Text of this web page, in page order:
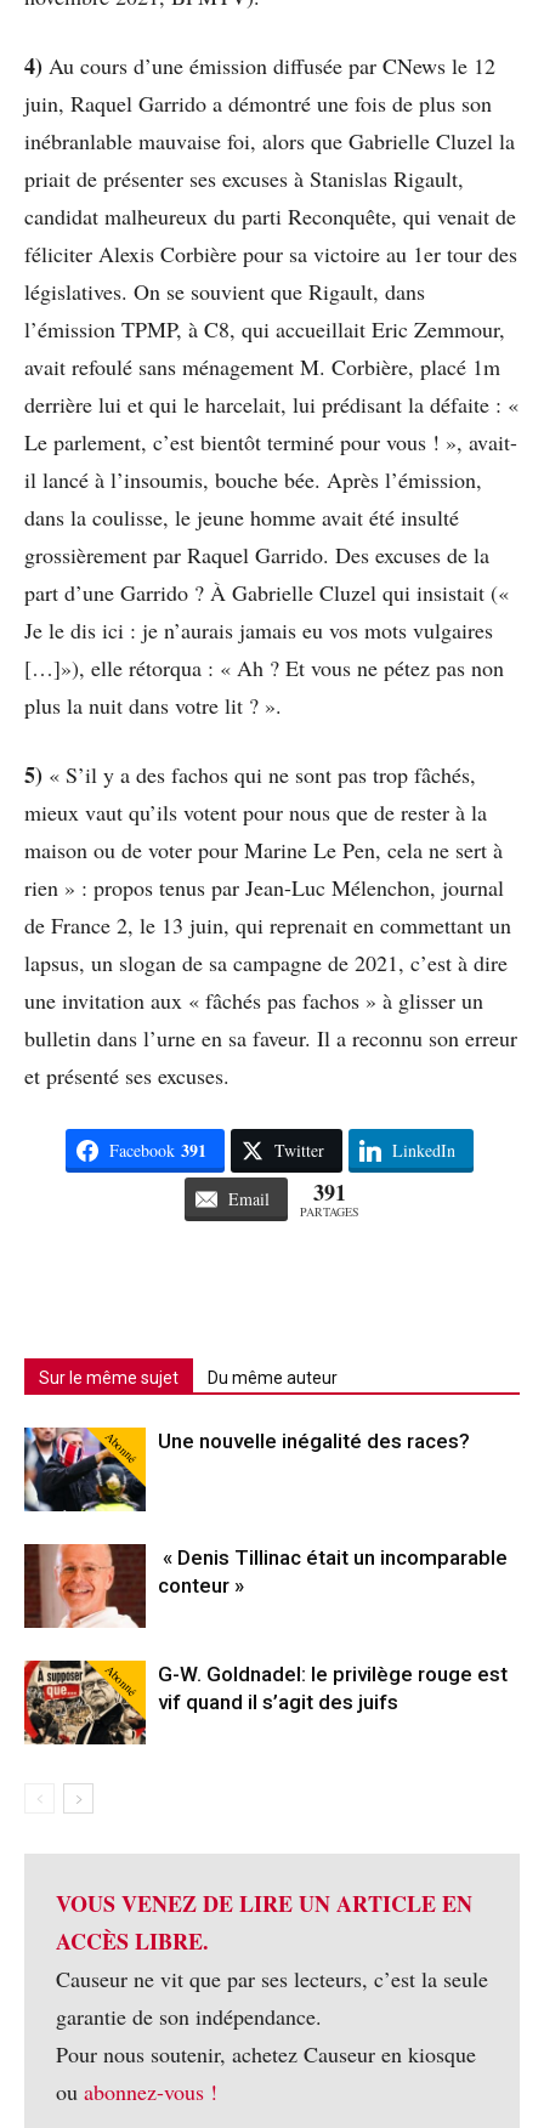
4) Au cours d’une émission diffusée par CNews le 12
juin, Raquel Garrido a démontré une fois de plus son
inébranlable mauvaise foi, alors que Gabrielle Cluzel la
priait de présenter ses excuses à Stanislas Rigault,
candidat malheureux du parti Reconquête, qui venait de
féliciter Alexis Corbière pour sa victoire au 1er tour des
législatives. On se souvient que Rigault, dans
l’émission TPMP, à C8, qui accueillait Eric Zemmour,
avait refoulé sans ménagement M. Corbière, placé 1m
derrière lui et qui le harcelait, lui prédisant la défaite : «
Le parlement, c’est bientôt terminé pour vous ! », avait-
il lancé à l’insoumis, bouche bée. Après l’émission,
dans la coulisse, le jeune homme avait été insulté
grossièrement par Raquel Garrido. Des excuses de la
part d’une Garrido ? À Gabrielle Cluzel qui insistait («
Je le dis ici : je n’aurais jamais eu vos mots vulgaires
[…]»), elle rétorqua : « Ah ? Et vous ne pétez pas non
plus la nuit dans votre lit ? ».
5) « S’il y a des fachos qui ne sont pas trop fâchés,
mieux vaut qu’ils votent pour nous que de rester à la
maison ou de voter pour Marine Le Pen, cela ne sert à
rien » : propos tenus par Jean-Luc Mélenchon, journal
de France 2, le 13 juin, qui reprenait en commettant un
lapsus, un slogan de sa campagne de 2021, c’est à dire
une invitation aux « fâchés pas fachos » à glisser un
bulletin dans l’urne en sa faveur. Il a reconnu son erreur
et présenté ses excuses.
Facebook 391 Twitter LinkedIn
Email 391
PARTAGES
Sur le même sujet Du même auteur
Abonné Une nouvelle inégalité des races?
« Denis Tillinac était un incomparable
conteur »
Abonné
G-W. Goldnadel: le privilège rouge est
vif quand il s’agit des juifs
VOUS VENEZ DE LIRE UN ARTICLE EN
ACCÈS LIBRE.
Causeur ne vit que par ses lecteurs, c’est la seule
garantie de son indépendance.
Pour nous soutenir, achetez Causeur en kiosque
ou abonnez-vous !